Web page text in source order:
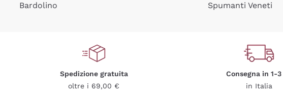
Bardolino
Spumanti Veneti
Spedizione gratuita
oltre i 69,00 €
Consegna in 1-3
in Italia